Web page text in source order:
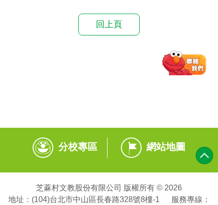
回上頁
分校專區 網站地圖
芝蔴村文教股份有限公司 版權所有 © 2026
地址：(104)台北市中山區長春路328號8樓-1 服務專線：